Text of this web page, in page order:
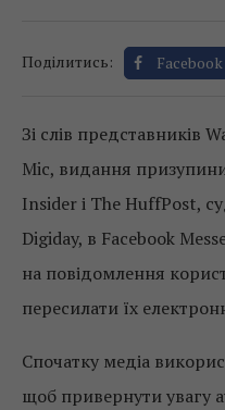
Поділитись: Facebook
Зі слів представників
Mic, видання
Insider і The HuffPost,
Digiday, в Facebook
на повідомлення
пересилати їх
Спочатку медіа
щоб привернути увагу